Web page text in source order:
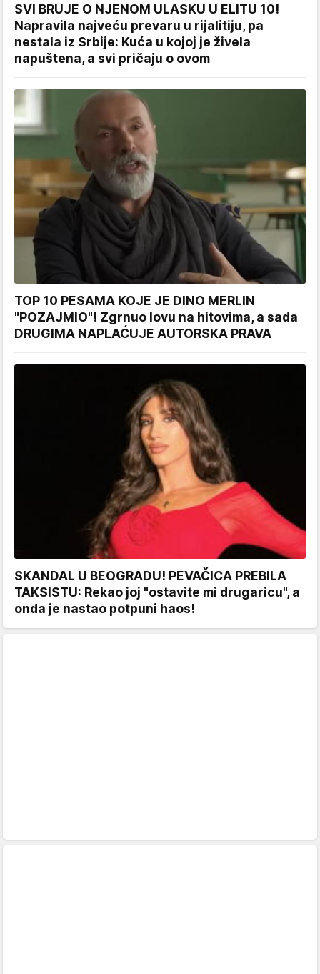
SVI BRUJE O NJENOM ULASKU U ELITU 10!
Napravila najveću prevaru u rijalitiju, pa
nestala iz Srbije: Kuća u kojoj je živela
napuštena, a svi pričaju o ovom
TOP 10 PESAMA KOJE JE DINO MERLIN
"POZAJMIO"! Zgrnuo lovu na hitovima, a sada
DRUGIMA NAPLAĆUJE AUTORSKA PRAVA
SKANDAL U BEOGRADU! PEVAČICA PREBILA
TAKSISTU: Rekao joj "ostavite mi drugaricu", a
onda je nastao potpuni haos!